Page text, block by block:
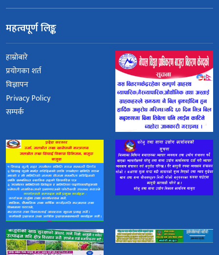
महत्वपूर्ण लिङ्क
हाम्रोबारे
प्रयोगका शर्त
विज्ञापन
Privacy Policy
सम्पर्क